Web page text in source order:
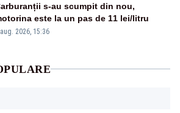
s-au scumpit din nou,
este la un pas de 11 lei/litru
2026, 15:36